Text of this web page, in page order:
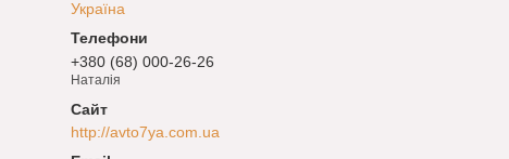
Україна
+380 (68) 000-26-26
Наталія
http://avto7ya.com.ua